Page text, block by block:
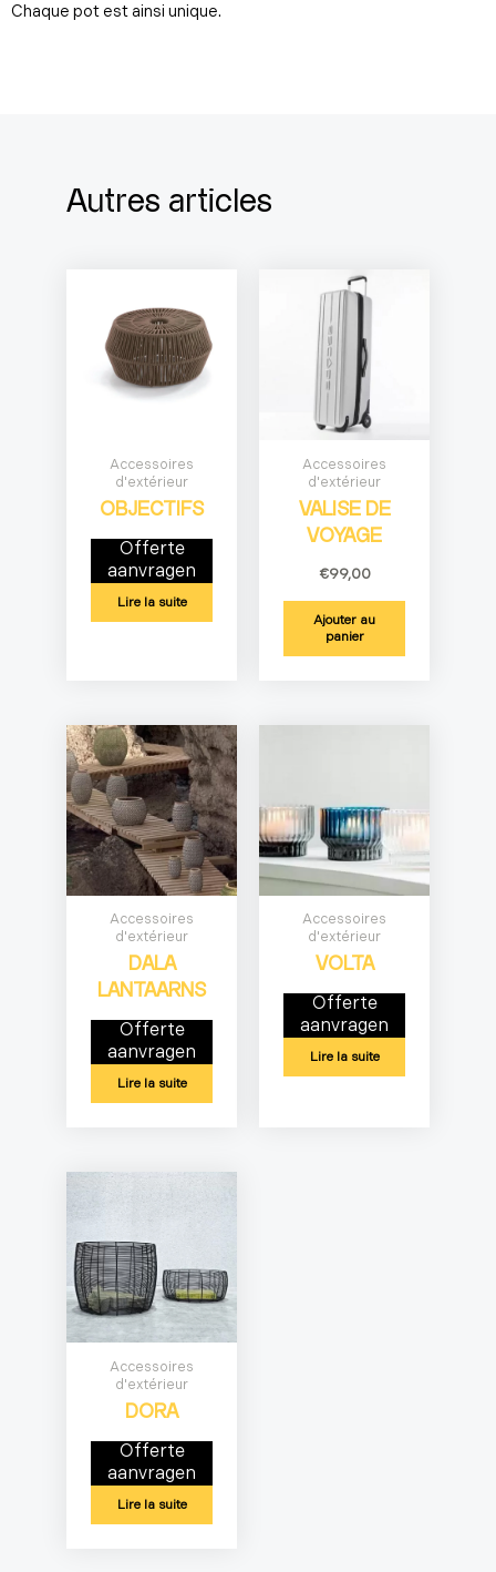
Chaque pot est ainsi unique.
Autres articles
Accessoires
d'extérieur
OBJECTIFS
Offerte
aanvragen
Lire la suite
Accessoires
d'extérieur
VALISE DE
VOYAGE
€99,00
Ajouter au
panier
Accessoires
d'extérieur
DALA
LANTAARNS
Offerte
aanvragen
Lire la suite
Accessoires
d'extérieur
VOLTA
Offerte
aanvragen
Lire la suite
Accessoires
d'extérieur
DORA
Offerte
aanvragen
Lire la suite